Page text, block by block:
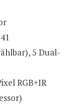
5 Dual-
RGB+IR